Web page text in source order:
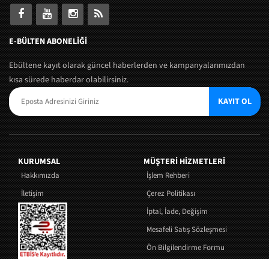
E-BÜLTEN ABONELİĞİ
Ebültene kayıt olarak güncel haberlerden ve kampanyalarımızdan
kısa sürede haberdar olabilirsiniz.
KAYIT OL
KURUMSAL
Hakkımızda
İletişim
MÜŞTERI HIZMETLERI
İşlem Rehberi
Çerez Politikası
İptal, İade, Değişim
Mesafeli Satış Sözleşmesi
Ön Bilgilendirme Formu